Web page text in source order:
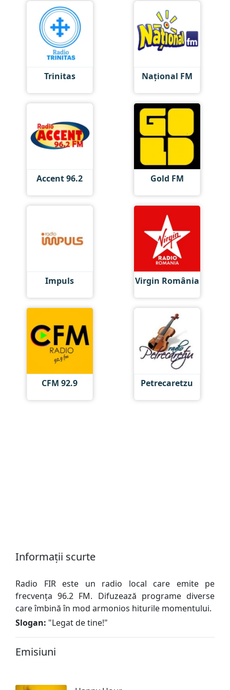
Trinitas Național FM
Accent 96.2 Gold FM
Impuls Virgin România
CFM 92.9 Petrecaretzu
Informații scurte
Radio FIR este un radio local care emite pe
frecvența 96.2 FM. Difuzează programe diverse
care îmbină în mod armonios hiturile momentului.
Slogan: "Legat de tine!"
Emisiuni